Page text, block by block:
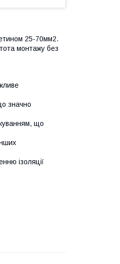
25-70мм2.
монтажу без
значно
що
ізоляції